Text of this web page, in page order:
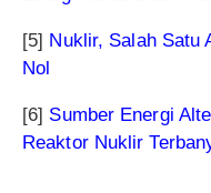
[5] Nuklir, Salah Satu
Nol
[6] Sumber Energi
Reaktor Nuklir